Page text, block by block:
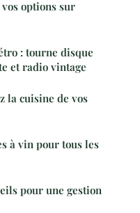
options sur
: tourne disque
et radio vintage
la cuisine de vos
à vin pour tous les
pour une gestion